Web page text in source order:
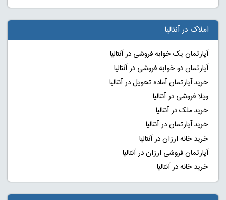
املاک در آنتالیا
آپارتمان یک خوابه فروشی در آنتالیا
آپارتمان دو خوابه فروشی در آنتالیا
خرید آپارتمان آماده تحویل در آنتالیا
ویلا فروشی در آنتالیا
خرید ملک در آنتالیا
خرید آپارتمان در آنتالیا
خرید خانه ارزان در آنتالیا
آپارتمان فروشی ارزان در آنتالیا
خرید خانه در آنتالیا